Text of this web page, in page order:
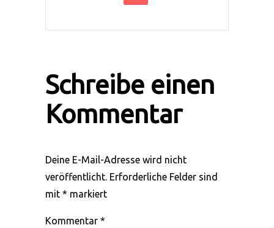
Schreibe einen
Kommentar
Deine E-Mail-Adresse wird nicht
veröffentlicht. Erforderliche Felder sind
mit * markiert
Kommentar *